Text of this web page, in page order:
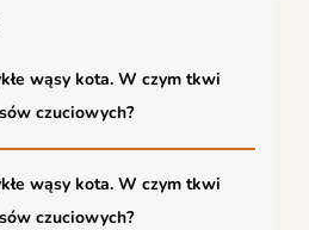
wąsy kota. W czym tkwi
czuciowych?
wąsy kota. W czym tkwi
czuciowych?